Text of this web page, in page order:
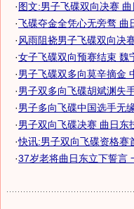
·图文:男子飞碟双向决赛
·飞碟夺金全凭心无旁骛 曲
· 风雨阻挠男子飞碟双向决
·女子飞碟双向预赛结束 魏
·男子飞碟双多向莫辛摘金
·男子双多向飞碟胡斌渊失
·男子多向飞碟中国选手无
·男子双向飞碟决赛 曲日东
·快讯:男子双向飞碟资格赛
·37岁老将曲日东立下誓言